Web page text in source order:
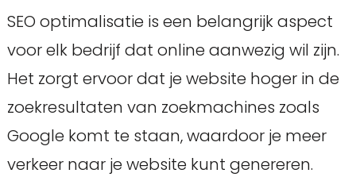
SEO optimalisatie is een belangrijk aspect
voor elk bedrijf dat online aanwezig wil zijn.
Het zorgt ervoor dat je website hoger in de
zoekresultaten van zoekmachines zoals
Google komt te staan, waardoor je meer
verkeer naar je website kunt genereren.